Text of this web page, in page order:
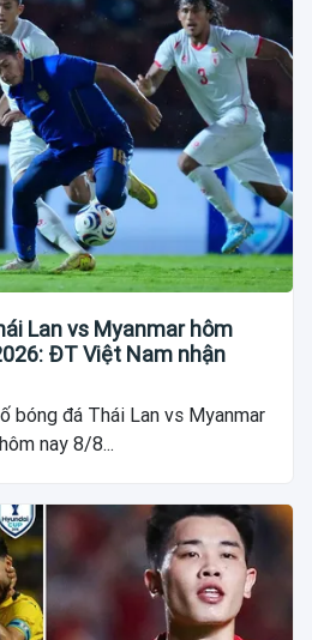
Lan vs Myanmar hôm
ĐT Việt Nam nhận
bóng đá Thái Lan vs Myanmar
nay 8/8...